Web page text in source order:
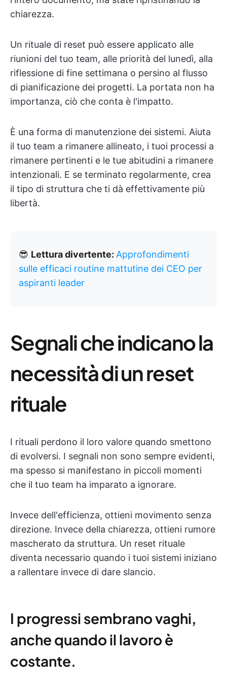
chiarezza.
Un rituale di reset può essere applicato alle
riunioni del tuo team, alle priorità del lunedì, alla
riflessione di fine settimana o persino al flusso
di pianificazione dei progetti. La portata non ha
importanza, ciò che conta è l'impatto.
È una forma di manutenzione dei sistemi. Aiuta
il tuo team a rimanere allineato, i tuoi processi a
rimanere pertinenti e le tue abitudini a rimanere
intenzionali. E se terminato regolarmente, crea
il tipo di struttura che ti dà effettivamente più
libertà.
😎 Lettura divertente: Approfondimenti
sulle efficaci routine mattutine dei CEO per
aspiranti leader
Segnali che indicano la
necessità di un reset
rituale
I rituali perdono il loro valore quando smettono
di evolversi. I segnali non sono sempre evidenti,
ma spesso si manifestano in piccoli momenti
che il tuo team ha imparato a ignorare.
Invece dell'efficienza, ottieni movimento senza
direzione. Invece della chiarezza, ottieni rumore
mascherato da struttura. Un reset rituale
diventa necessario quando i tuoi sistemi iniziano
a rallentare invece di dare slancio.
I progressi sembrano vaghi,
anche quando il lavoro è
costante.